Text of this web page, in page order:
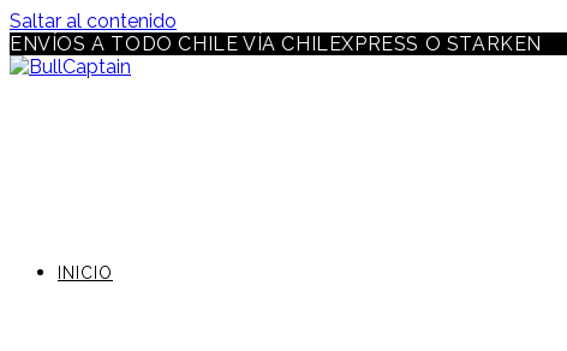
Saltar al contenido
ENVÍOS A TODO CHILE VÍA CHILEXPRESS O STARKEN
INICIO